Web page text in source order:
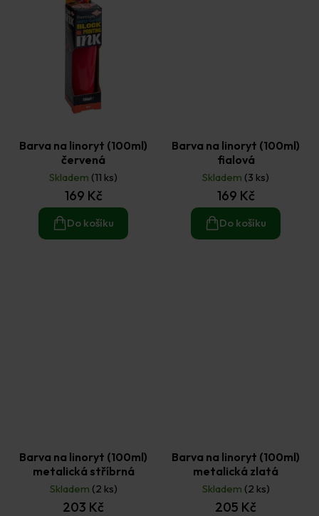
Barva na linoryt (100ml)
červená
Skladem (11 ks)
169 Kč
Do košíku
Barva na linoryt (100ml)
fialová
Skladem (3 ks)
169 Kč
Do košíku
Barva na linoryt (100ml)
metalická stříbrná
Skladem (2 ks)
203 Kč
Barva na linoryt (100ml)
metalická zlatá
Skladem (2 ks)
205 Kč